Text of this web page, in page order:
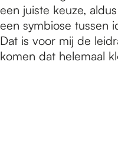
een juiste keuze,
een symbiose tussen
Dat is voor mij de
komen dat helemaal